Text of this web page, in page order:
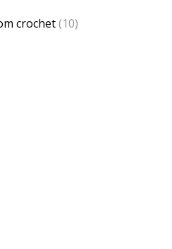
crochet(10)